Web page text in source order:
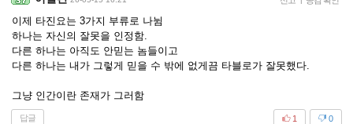
이제 타진요는 3가지 부류로 나뉨
하나는 자신의 잘못을 인정함.
다른 하나는 아직도 안믿는 놈들이고
다른 하나는 내가 그렇게 믿을 수 밖에 없게끔 타블로가 잘못했다.
그냥 인간이란 존재가 그러함
답글 0
1